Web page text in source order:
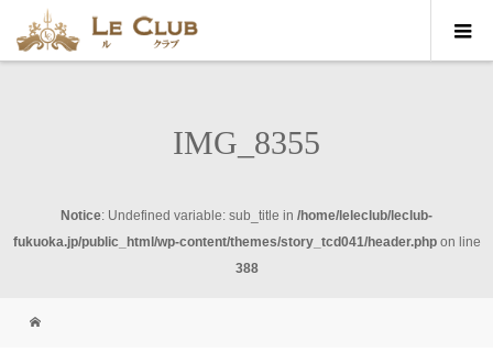
IMG_8355
Notice: Undefined variable: sub_title in /home/leleclub/leclub-
fukuoka.jp/public_html/wp-content/themes/story_tcd041/header.phpon line
388